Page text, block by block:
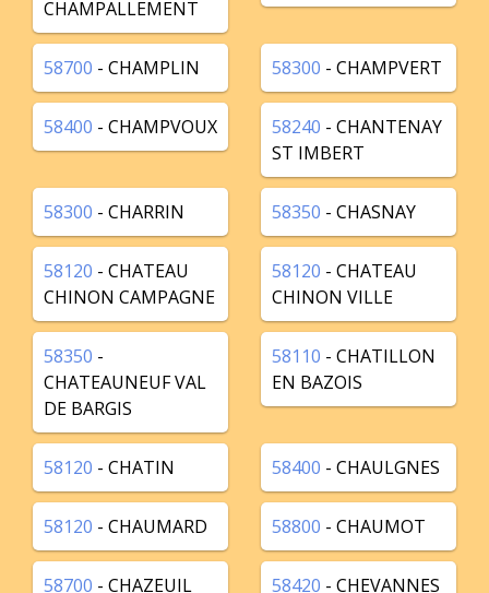
CHAMPALLEMENT
58700 - CHAMPLIN 58300 - CHAMPVERT
58400 - CHAMPVOUX 58240 - CHANTENAY
ST IMBERT
58300 - CHARRIN 58350 - CHASNAY
58120 - CHATEAU
CHINON CAMPAGNE
58120 - CHATEAU
CHINON VILLE
58350 -
CHATEAUNEUF VAL
DE BARGIS
58110 - CHATILLON
EN BAZOIS
58120 - CHATIN 58400 - CHAULGNES
58120 - CHAUMARD 58800 - CHAUMOT
58700 - CHAZEUIL 58420 - CHEVANNES